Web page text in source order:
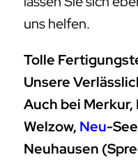
uns helfen.
Tolle
Unsere
Auch bei
Welzow, Neu-
Neuhausen